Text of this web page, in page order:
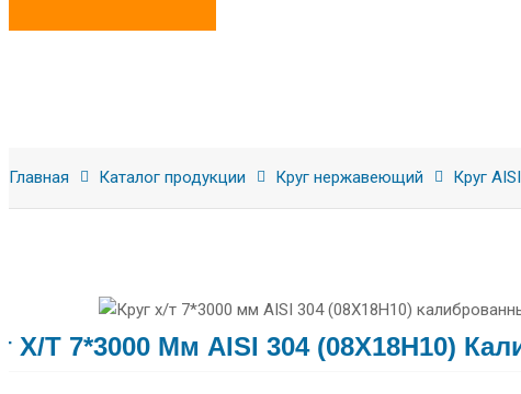
Главная Каталог продукции Круг нержавеющий Круг
Х/т 7*3000 Мм AISI 304 (08Х18Н10)